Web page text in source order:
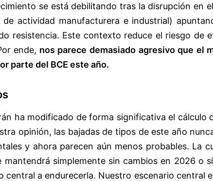
se está debilitando tras la disrupción en
de actividad manufacturera e industrial)
resistencia. Este contexto reduce el riesgo de
ende, nos parece demasiado agresivo que el
parte del BCE este año.
ha modificado de forma significativa el cálculo
opinión, las bajadas de tipos de este año
y ahora parecen aún menos probables. La
mantendrá simplemente sin cambios en 2026 o
central a endurecerla. Nuestro escenario central